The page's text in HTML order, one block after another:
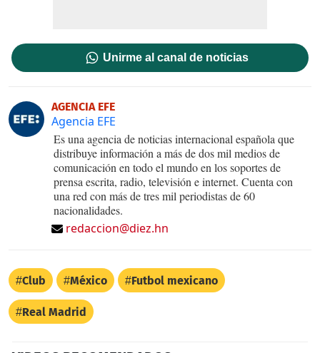
Unirme al canal de noticias
AGENCIA EFE
Agencia EFE
Es una agencia de noticias internacional española que
distribuye información a más de dos mil medios de
comunicación en todo el mundo en los soportes de
prensa escrita, radio, televisión e internet. Cuenta con
una red con más de tres mil periodistas de 60
nacionalidades.
redaccion@diez.hn
Club México Futbol mexicano
Real Madrid